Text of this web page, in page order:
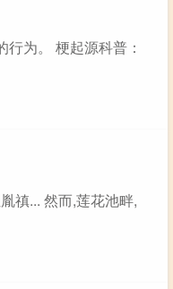
为。 梗起源科普：
禛... 然而,莲花池畔,